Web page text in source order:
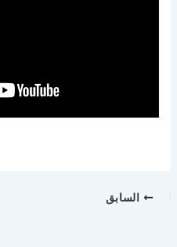
السابق